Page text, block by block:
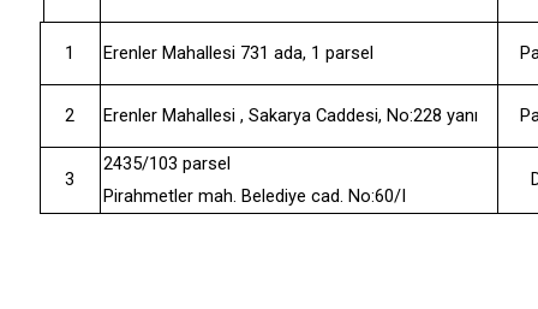
1 Erenler Mahallesi 731 ada, 1 parsel
2 Erenler Mahallesi , Sakarya Caddesi, No:228 yanı
3
2435/103 parsel
Pirahmetler mah. Belediye cad. No:60/I